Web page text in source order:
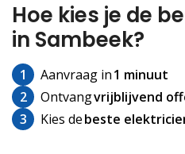
Hoe kies je de
in Sambeek?
1 Aanvraag in1 minuut
2
Ontvangvrijblijvend
3
Kies debeste